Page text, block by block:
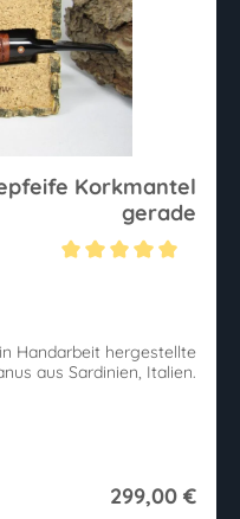
Korkmantel
gerade
Handarbeit hergestellte
aus Sardinien, Italien.
299,00 €